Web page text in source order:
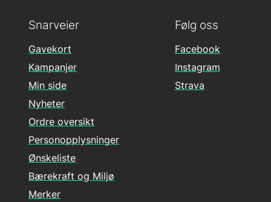
Følg oss
Facebook
Instagram
Strava
Snarveier
Gavekort
Kampanjer
Min side
Nyheter
Ordre oversikt
Personopplysninger
Ønskeliste
Bærekraft og Miljø
Merker